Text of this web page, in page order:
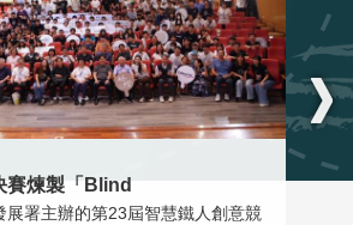
賽煉製「Blind
展署主辦的第23屆智慧鐵人創意競